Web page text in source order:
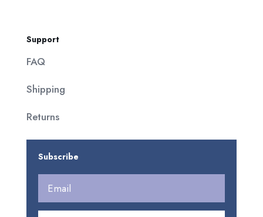
Support
FAQ
Shipping
Returns
Subscribe